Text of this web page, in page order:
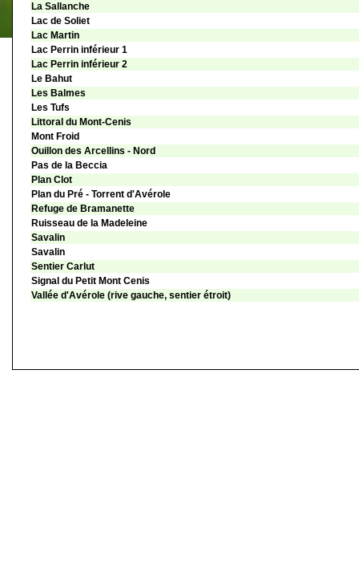
La Sallanche
Lac de Soliet
Lac Martin
Lac Perrin inférieur 1
Lac Perrin inférieur 2
Le Bahut
Les Balmes
Les Tufs
Littoral du Mont-Cenis
Mont Froid
Ouillon des Arcellins - Nord
Pas de la Beccia
Plan Clot
Plan du Pré - Torrent d'Avérole
Refuge de Bramanette
Ruisseau de la Madeleine
Savalin
Savalin
Sentier Carlut
Signal du Petit Mont Cenis
Vallée d'Avérole (rive gauche, sentier étroit)